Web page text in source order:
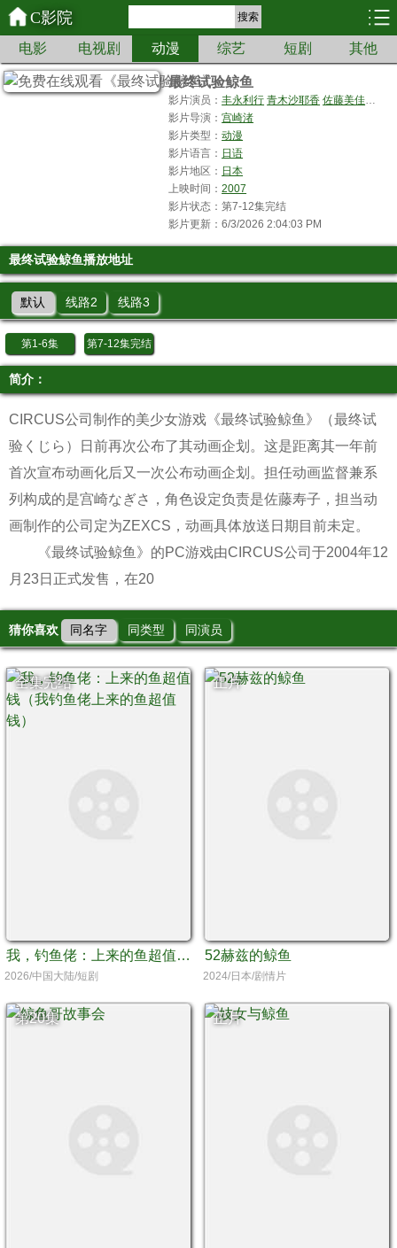
C影院 搜索
电影 电视剧 动漫 综艺 短剧 其他
最终试验鲸鱼
影片演员：丰永利行 青木沙耶香 佐藤美佳子
影片导演：宫崎渚
影片类型：动漫
影片语言： 日语
影片地区： 日本
上映时间：2007
影片状态：第7-12集完结
影片更新：6/3/2026 2:04:03 PM
最终试验鲸鱼播放地址
默认 线路2 线路3
第1-6集 第7-12集完结
简介：
CIRCUS公司制作的美少女游戏《最终试验鲸鱼》（最终试
验くじら）日前再次公布了其动画企划。这是距离其一年前
首次宣布动画化后又一次公布动画企划。担任动画监督兼系
列构成的是宫崎なぎさ，角色设定负责是佐藤寿子，担当动
画制作的公司定为ZEXCS，动画具体放送日期目前未定。
《最终试验鲸鱼》的PC游戏由CIRCUS公司于2004年12
月23日正式发售，在20
猜你喜欢 同名字 同类型 同演员
全集完结
我，钓鱼佬：上来的鱼超值钱（我钓鱼佬上来的鱼超值钱）
2026/中国大陆/短剧
正片
52赫兹的鲸鱼
2024/日本/剧情片
第20集 正片